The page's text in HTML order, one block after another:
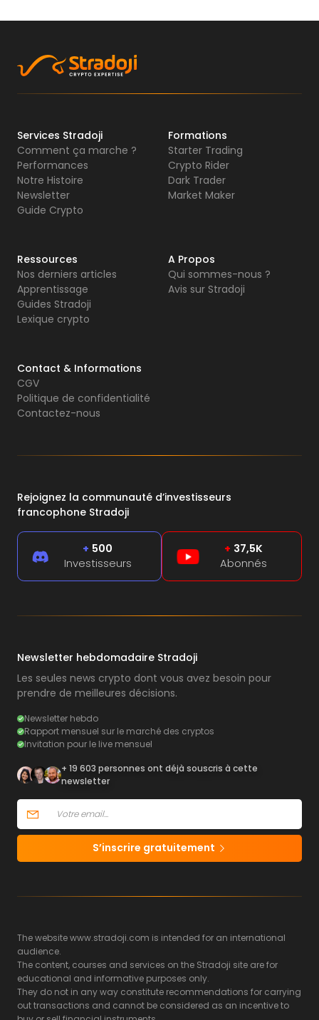
Services Stradoji
Comment ça marche ?
Performances
Notre Histoire
Newsletter
Guide Crypto
Formations
Starter Trading
Crypto Rider
Dark Trader
Market Maker
Ressources
Nos derniers articles
Apprentissage
Guides Stradoji
Lexique crypto
A Propos
Qui sommes-nous ?
Avis sur Stradoji
Contact & Informations
CGV
Politique de confidentialité
Contactez-nous
Rejoignez la communauté d’investisseurs
francophone Stradoji
+ 500
Investisseurs
+ 37,5K
Abonnés
Newsletter hebdomadaire Stradoji
Les seules news crypto dont vous avez besoin pour
prendre de meilleures décisions.
Newsletter hebdo
Rapport mensuel sur le marché des cryptos
Invitation pour le live mensuel
+ 19 603 personnes ont déjà souscris à cette
newsletter
S’inscrire gratuitement
The website www.stradoji.com is intended for an international
audience.
The content, courses and services on the Stradoji site are for
educational and informative purposes only.
They do not in any way constitute recommendations for carrying
out transactions and cannot be considered as an incentive to